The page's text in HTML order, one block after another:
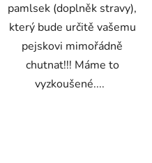
pamlsek (doplněk stravy),
který bude určitě vašemu
pejskovi mimořádně
chutnat!!! Máme to
vyzkoušené....